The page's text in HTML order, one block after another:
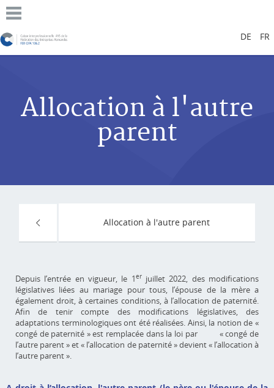
DE FR
Allocation à l'autre
parent
Allocation à l'autre parent
Depuis l’entrée en vigueur, le 1erjuillet 2022, des modifications
législatives liées au mariage pour tous, l’épouse de la mère a
également droit, à certaines conditions, à l’allocation de paternité.
Afin de tenir compte des modifications législatives, des
adaptations terminologiques ont été réalisées. Ainsi, la notion de «
congé de paternité » est remplacée dans la loi par « congé de
l’autre parent » et « l’allocation de paternité » devient « l’allocation à
l’autre parent ».